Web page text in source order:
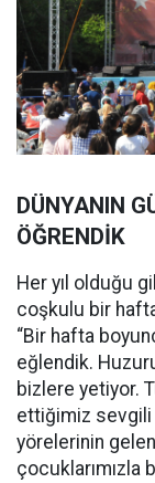
DÜNYANIN
ÖĞRENDİK
Her yıl olduğu
coşkulu bir
“Bir hafta
eğlendik.
bizlere yetiyor.
ettiğimiz sevgili
yörelerinin
çocuklarımızla